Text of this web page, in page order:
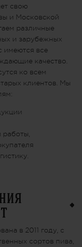
свою
и Московской
различные
и зарубежных
имеются все
качество.
ко всем
клиентов. Мы
в 2011 году, с
сортов пива,